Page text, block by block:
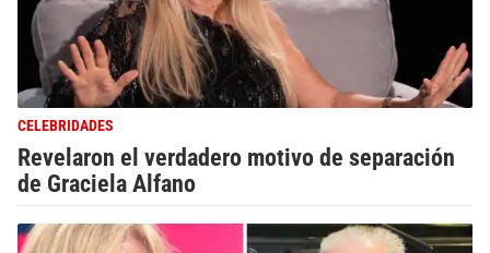
CELEBRIDADES
Revelaron el verdadero motivo de separación
de Graciela Alfano